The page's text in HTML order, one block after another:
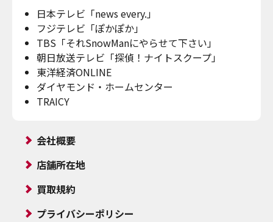
日本テレビ「news every.」
フジテレビ「ぽかぽか」
TBS「それSnowManにやらせて下さい」
朝日放送テレビ「探偵！ナイトスクープ」
東洋経済ONLINE
ダイヤモンド・ホームセンター
TRAICY
会社概要
店舗所在地
買取規約
プライバシーポリシー